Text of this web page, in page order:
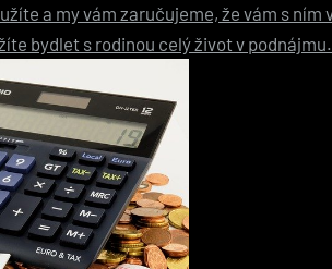
a my vám zaručujeme, že vám s ním
bydlet s rodinou celý život v podnájmu.